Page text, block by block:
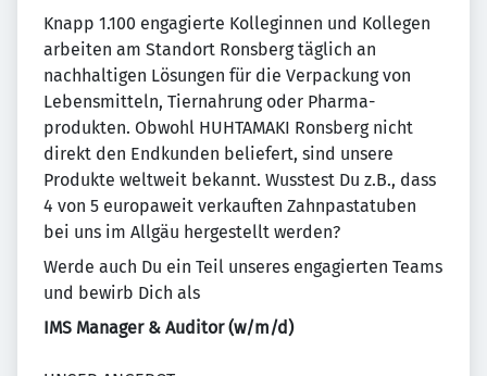
Knapp 1.100 engagierte Kolleginnen und Kollegen
arbeiten am Standort Ronsberg täglich an
nachhaltigen Lösungen für die Verpackung von
Lebensmitteln, Tiernahrung oder Pharma-
produkten. Obwohl HUHTAMAKI Ronsberg nicht
direkt den Endkunden beliefert, sind unsere
Produkte weltweit bekannt. Wusstest Du z.B., dass
4 von 5 europaweit verkauften Zahnpastatuben
bei uns im Allgäu hergestellt werden?
Werde auch Du ein Teil unseres engagierten Teams
und bewirb Dich als
IMS Manager & Auditor (w/m/d)